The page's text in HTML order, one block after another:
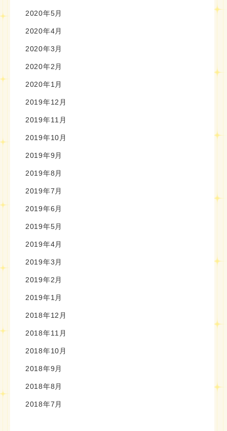
2020年5月
2020年4月
2020年3月
2020年2月
2020年1月
2019年12月
2019年11月
2019年10月
2019年9月
2019年8月
2019年7月
2019年6月
2019年5月
2019年4月
2019年3月
2019年2月
2019年1月
2018年12月
2018年11月
2018年10月
2018年9月
2018年8月
2018年7月